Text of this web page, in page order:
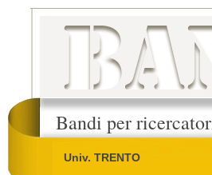
Bandi per
Univ. TRENTO